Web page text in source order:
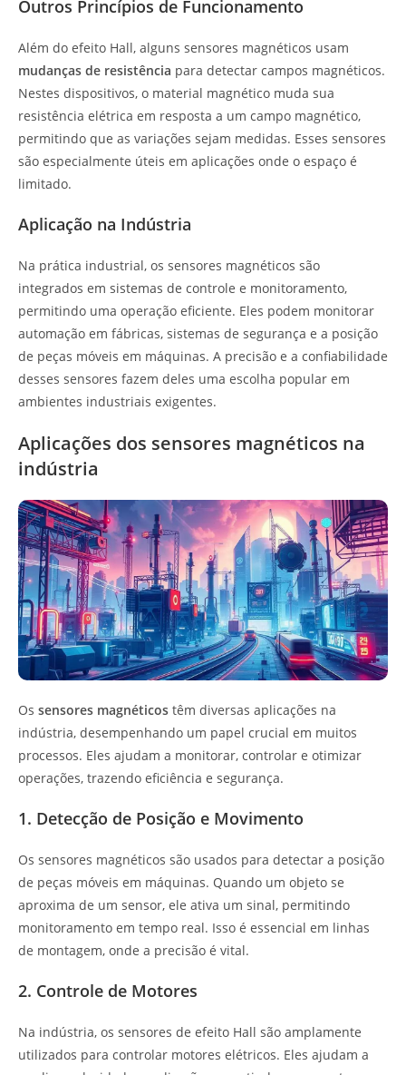
Outros Princípios de Funcionamento
Além do efeito Hall, alguns sensores magnéticos usam
mudanças de resistência para detectar campos magnéticos.
Nestes dispositivos, o material magnético muda sua
resistência elétrica em resposta a um campo magnético,
permitindo que as variações sejam medidas. Esses sensores
são especialmente úteis em aplicações onde o espaço é
limitado.
Aplicação na Indústria
Na prática industrial, os sensores magnéticos são
integrados em sistemas de controle e monitoramento,
permitindo uma operação eficiente. Eles podem monitorar
automação em fábricas, sistemas de segurança e a posição
de peças móveis em máquinas. A precisão e a confiabilidade
desses sensores fazem deles uma escolha popular em
ambientes industriais exigentes.
Aplicações dos sensores magnéticos na
indústria
Os sensores magnéticos têm diversas aplicações na
indústria, desempenhando um papel crucial em muitos
processos. Eles ajudam a monitorar, controlar e otimizar
operações, trazendo eficiência e segurança.
1. Detecção de Posição e Movimento
Os sensores magnéticos são usados para detectar a posição
de peças móveis em máquinas. Quando um objeto se
aproxima de um sensor, ele ativa um sinal, permitindo
monitoramento em tempo real. Isso é essencial em linhas
de montagem, onde a precisão é vital.
2. Controle de Motores
Na indústria, os sensores de efeito Hall são amplamente
utilizados para controlar motores elétricos. Eles ajudam a